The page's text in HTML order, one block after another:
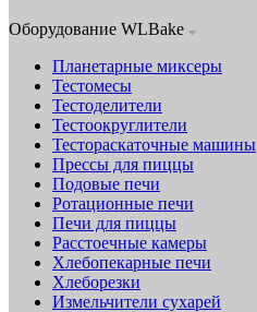
Оборудование WLBake
Планетарные миксеры
Тестомесы
Тестоделители
Тестоокруглители
Тестораскаточные машины
Прессы для пиццы
Подовые печи
Ротационные печи
Печи для пиццы
Расстоечные камеры
Хлебопекарные печи
Хлеборезки
Измельчители сухарей